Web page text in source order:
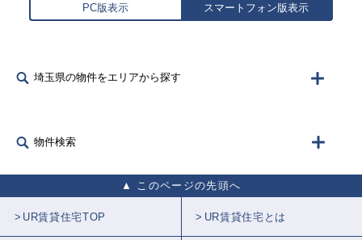
PC版表示 スマートフォン版表示
埼玉県の物件をエリアから探す
物件検索
このページの先頭へ
UR賃貸住宅TOP UR賃貸住宅とは